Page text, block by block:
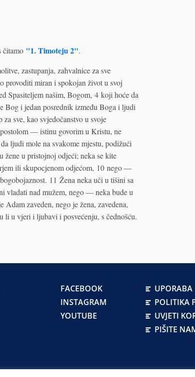
čitamo "1. Timoteju 2".
zastupanja, zahvalnice za sve
provoditi miran i spokojan život u svoj
Spasiteljem našim, Bogom, 4 koji hoće da
Bog i jedan posrednik između Boga i ljudi
sve, kao svjedočanstvo u svoje
— istinu govorim u Kristu, ne
ljudi mole na svakome mjestu, podižući
žene u pristojnoj odjeći; neka se kite
ili skupocjenom odjećom, 10 nego —
11 Žena neka uči u tišini sa
vladati nad mužem, nego — neka bude u
zaveden, nego je žena, zavedena,
li u vjeri i ljubavi i posvećenju, s čednošću.
FACEBOOK
INSTAGRAM
YOUTUBE
POLITIKA
UVJETI
PIŠITE